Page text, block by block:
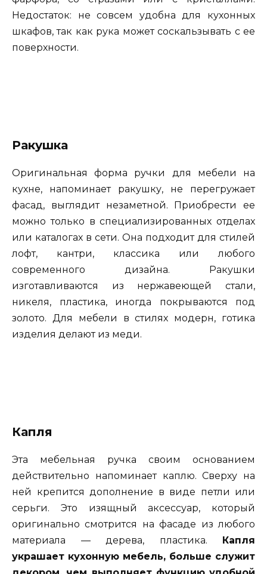
Недостаток: не совсем удобна для кухонных
шкафов, так как рука может соскальзывать с ее
поверхности.
Ракушка
Оригинальная форма ручки для мебели на
кухне, напоминает ракушку, не перегружает
фасад, выглядит незаметной. Приобрести ее
можно только в специализированных отделах
или каталогах в сети. Она подходит для стилей
лофт, кантри, классика или любого
современного дизайна. Ракушки
изготавливаются из нержавеющей стали,
никеля, пластика, иногда покрываются под
золото. Для мебели в стилях модерн, готика
изделия делают из меди.
Капля
Эта мебельная ручка своим основанием
действительно напоминает каплю. Сверху на
ней крепится дополнение в виде петли или
серьги. Это изящный аксессуар, который
оригинально смотрится на фасаде из любого
материала — дерева, пластика. Капля
украшает кухонную мебель, больше служит